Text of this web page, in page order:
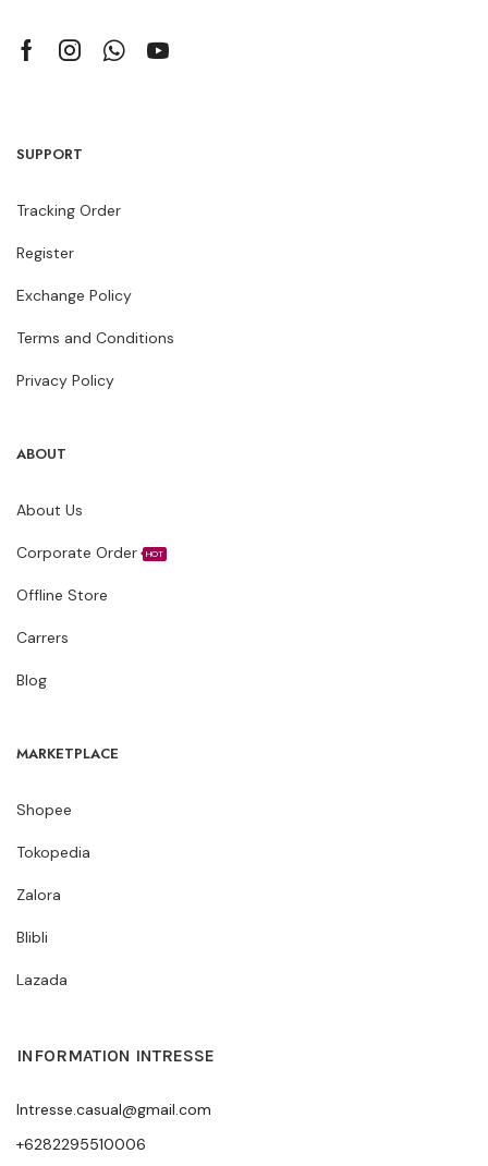
SUPPORT
Tracking Order
Register
Exchange Policy
Terms and Conditions
Privacy Policy
ABOUT
About Us
Corporate Order HOT
Offline Store
Carrers
Blog
MARKETPLACE
Shopee
Tokopedia
Zalora
Blibli
Lazada
INFORMATION INTRESSE
Intresse.casual@gmail.com
+6282295510006